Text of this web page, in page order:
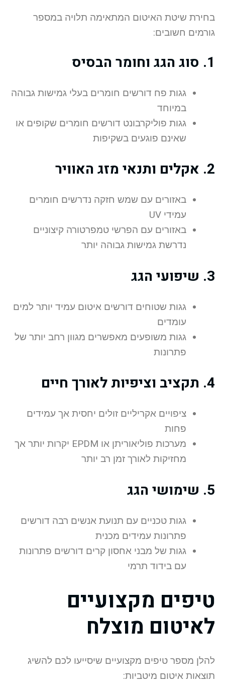
בחירת שיטת האיטום המתאימה תלויה במספר
גורמים חשובים:
1. סוג הגג וחומר הבסיס
גגות פח דורשים חומרים בעלי גמישות גבוהה
במיוחד
גגות פוליקרבונט דורשים חומרים שקופים או
שאינם פוגעים בשקיפות
2. אקלים ותנאי מזג האוויר
באזורים עם שמש חזקה נדרשים חומרים
עמידי UV
באזורים עם הפרשי טמפרטורה קיצוניים
נדרשת גמישות גבוהה יותר
3. שיפועי הגג
גגות שטוחים דורשים איטום עמיד יותר למים
עומדים
גגות משופעים מאפשרים מגוון רחב יותר של
פתרונות
4. תקציב וציפיות לאורך חיים
ציפויים אקריליים זולים יחסית אך עמידים
פחות
מערכות פוליאוריתן או EPDM יקרות יותר אך
מחזיקות לאורך זמן רב יותר
5. שימושי הגג
גגות טכניים עם תנועת אנשים רבה דורשים
פתרונות עמידים מכנית
גגות של מבני אחסון קרים דורשים פתרונות
עם בידוד תרמי
טיפים מקצועיים
לאיטום מוצלח
להלן מספר טיפים מקצועיים שיסייעו לכם להשיג
תוצאות איטום מיטביות: